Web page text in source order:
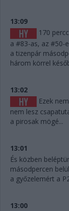
13:09
170
a #83-as, az #50-
a tizenpár
három körrel
13:02
Ezek
nem lesz
a pirosak mögé...
13:01
És közben
másodpercen
a győzelemért a
13:00